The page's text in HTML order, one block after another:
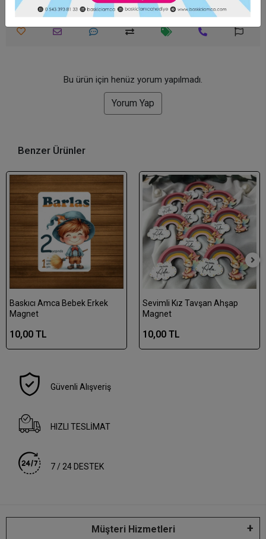
Bu ürün için henüz yorum yapılmadı.
Yorum Yap
Benzer Ürünler
Baskıcı Amca Bebek Erkek
Magnet
10,00 TL
Sevimli Kız Tavşan Ahşap
Magnet
10,00 TL
Güvenli Alışveriş
HIZLI TESLİMAT
7 / 24 DESTEK
Müşteri Hizmetleri